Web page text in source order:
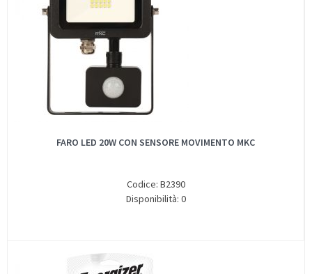
FARO LED 20W CON SENSORE MOVIMENTO MKC
Codice: B2390
Disponibilità: 0